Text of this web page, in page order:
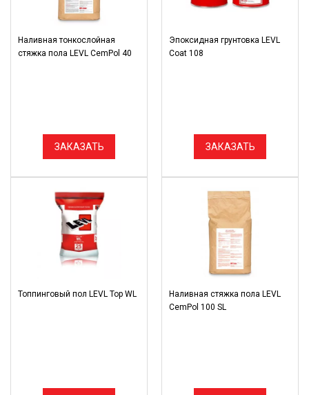
Наливная тонкослойная
стяжка пола LEVL CemPol 40
ЗАКАЗАТЬ
Эпоксидная грунтовка LEVL
Coat 108
ЗАКАЗАТЬ
Топпинговый пол LEVL Top WL
Наливная стяжка пола LEVL
CemPol 100 SL